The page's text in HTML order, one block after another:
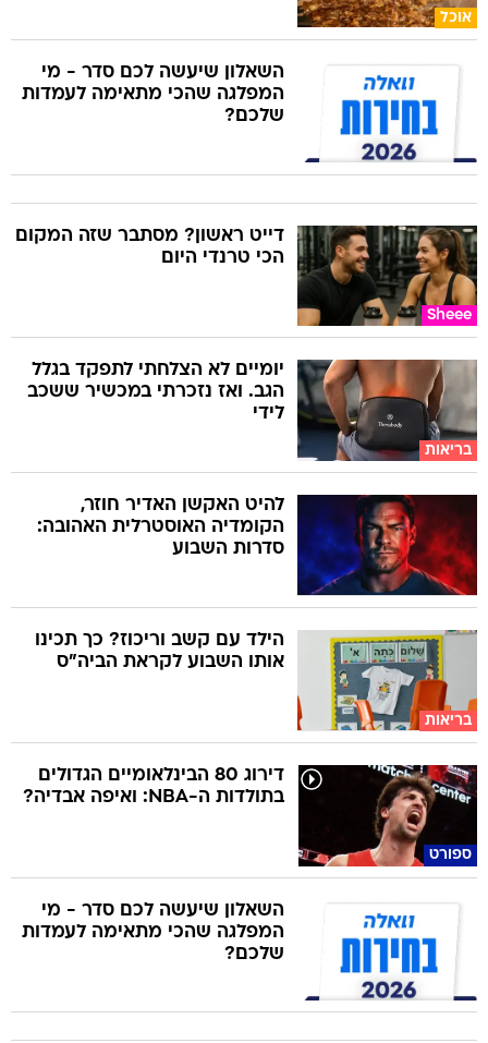
אוכל
השאלון שיעשה לכם סדר - מי
המפלגה שהכי מתאימה לעמדות
שלכם?
Sheee
דייט ראשון? מסתבר שזה המקום
הכי טרנדי היום
בריאות
יומיים לא הצלחתי לתפקד בגלל
הגב. ואז נזכרתי במכשיר ששכב
לידי
להיט האקשן האדיר חוזר,
הקומדיה האוסטרלית האהובה:
סדרות השבוע
בריאות
הילד עם קשב וריכוז? כך תכינו
אותו השבוע לקראת הביה"ס
ספורט
דירוג 80 הבינלאומיים הגדולים
בתולדות ה-NBA: ואיפה אבדיה?
השאלון שיעשה לכם סדר - מי
המפלגה שהכי מתאימה לעמדות
שלכם?